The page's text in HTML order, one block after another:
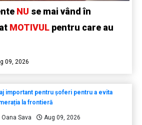
NU se mai vând în
MOTIVUL pentru care au
09, 2026
important pentru șoferi pentru a evita
la frontieră
Oana Sava Aug 09, 2026